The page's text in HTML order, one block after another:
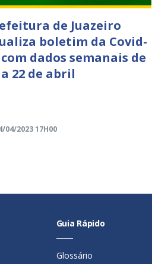
de Juazeiro
boletim da Covid-
com dados semanais de
a 22 de abril
04/2023 17H00
Guia Rápido
Glossário